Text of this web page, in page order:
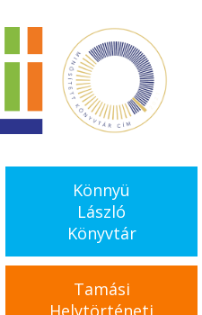
Könnyü
László
Könyvtár
Tamási
Helytörténeti